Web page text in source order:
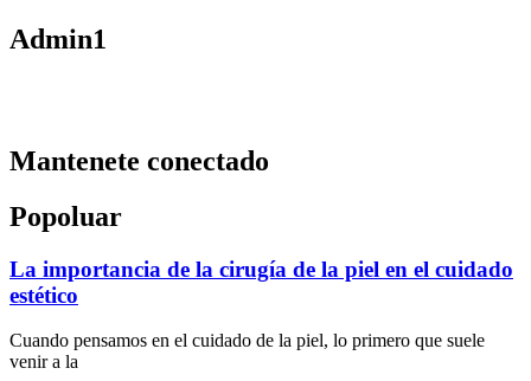
Admin1
Mantenete conectado
Popoluar
La importancia de la cirugía de la piel en el cuidado
estético
Cuando pensamos en el cuidado de la piel, lo primero que suele
venir a la